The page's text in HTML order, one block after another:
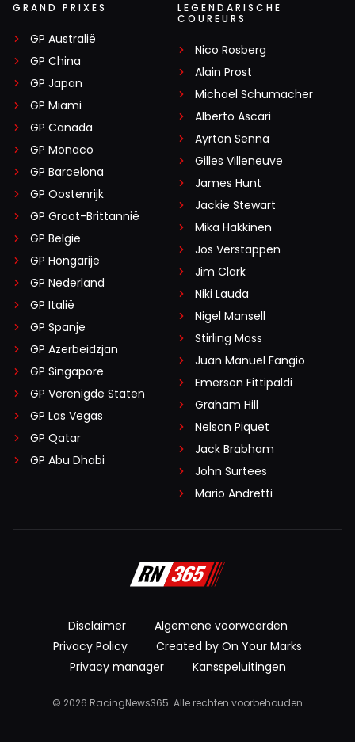
GRAND PRIXES
GP Australië
GP China
GP Japan
GP Miami
GP Canada
GP Monaco
GP Barcelona
GP Oostenrijk
GP Groot-Brittannië
GP België
GP Hongarije
GP Nederland
GP Italië
GP Spanje
GP Azerbeidzjan
GP Singapore
GP Verenigde Staten
GP Las Vegas
GP Qatar
GP Abu Dhabi
LEGENDARISCHE
COUREURS
Nico Rosberg
Alain Prost
Michael Schumacher
Alberto Ascari
Ayrton Senna
Gilles Villeneuve
James Hunt
Jackie Stewart
Mika Häkkinen
Jos Verstappen
Jim Clark
Niki Lauda
Nigel Mansell
Stirling Moss
Juan Manuel Fangio
Emerson Fittipaldi
Graham Hill
Nelson Piquet
Jack Brabham
John Surtees
Mario Andretti
Disclaimer
Algemene voorwaarden
Privacy Policy
Created by On Your Marks
Privacy manager
Kansspeluitingen
© 2026 RacingNews365. Alle rechten voorbehouden